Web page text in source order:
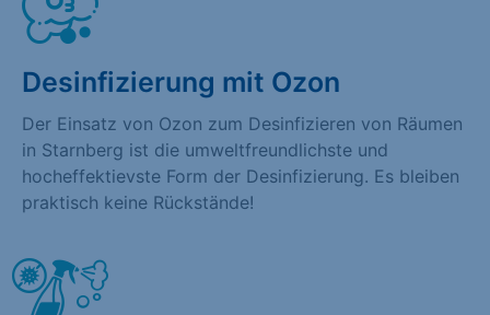
Desinfizierung mit Ozon
Der Einsatz von Ozon zum Desinfizieren von Räumen
in Starnberg ist die umweltfreundlichste und
hocheffektievste Form der Desinfizierung. Es bleiben
praktisch keine Rückstände!